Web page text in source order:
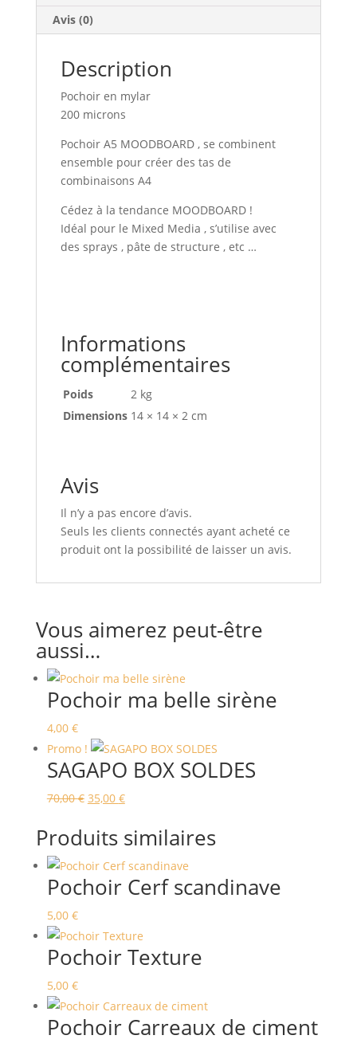
Avis (0)
Description
Pochoir en mylar
200 microns
Pochoir A5 MOODBOARD , se combinent
ensemble pour créer des tas de
combinaisons A4
Cédez à la tendance MOODBOARD !
Idéal pour le Mixed Media , s’utilise avec
des sprays , pâte de structure , etc …
Informations
complémentaires
Poids
2 kg
Dimensions 14 × 14 × 2 cm
Avis
Il n’y a pas encore d’avis.
Seuls les clients connectés ayant acheté ce
produit ont la possibilité de laisser un avis.
Vous aimerez peut-être
aussi…
Pochoir ma belle sirène
4,00 €
Promo !
SAGAPO BOX SOLDES
70,00€ Le
initial
était :
70,00 €.
35,00 €Le
actuel
est :
35,00 €.
Produits similaires
Pochoir Cerf scandinave
5,00 €
Pochoir Texture
5,00 €
Pochoir Carreaux de ciment